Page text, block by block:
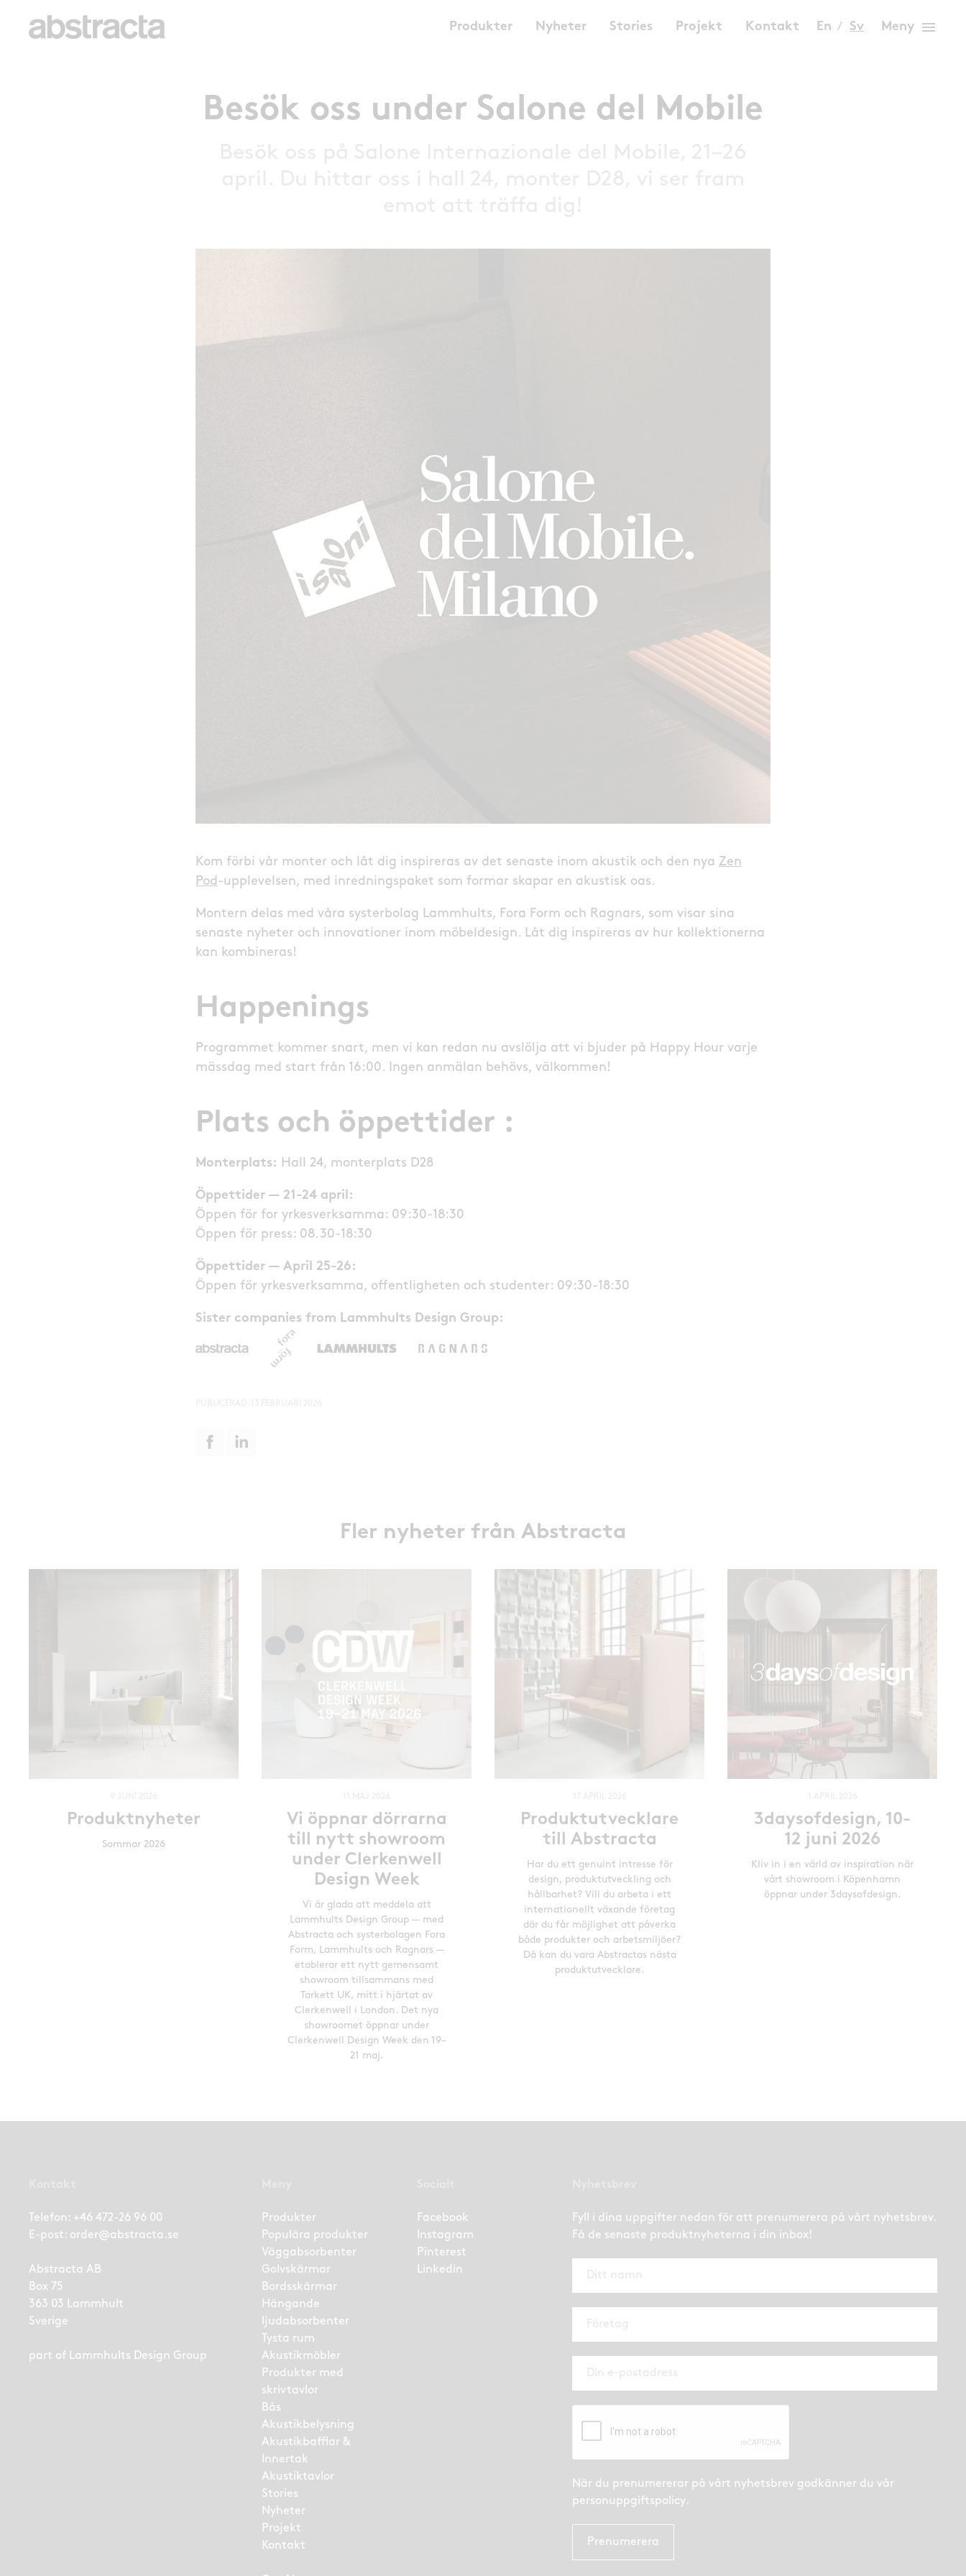
Produkter Nyheter Stories Projekt Kontakt En Sv Meny menu
Besök oss under Salone del Mobile
Kom förbi vår monter och låt dig inspireras av det senaste inom akustik och den nya Zen
Pod-upplevelsen, med inredningspaket som formar skapar en akustisk oas.
Montern delas med våra systerbolag Lammhults, Fora Form och Ragnars, som visar sina
senaste nyheter och innovationer inom möbeldesign. Låt dig inspireras av hur kollektionerna
kan kombineras!
Happenings
Programmet kommer snart, men vi kan redan nu avslölja att vi bjuder på Happy Hour varje
mässdag med start från 16:00. Ingen anmälan behövs, välkommen!
Plats och öppettider :
Monterplats: Hall 24, monterplats D28
Öppettider — 21-24 april:
Öppen för for yrkesverksamma: 09:30-18:30
Öppen för press: 08.30-18:30
Öppettider — April 25-26:
Öppen för yrkesverksamma, offentligheten och studenter: 09:30-18:30
Sister companies from Lammhults Design Group:
Fler nyheter från Abstracta
Produktnyheter
Sommar 2026
Vi öppnar dörrarna
till nytt showroom
under Clerkenwell
Design Week
Vi är glada att meddela att
Lammhults Design Group — med
Abstracta och systerbolagen Fora
Form, Lammhults och Ragnars —
etablerar ett nytt gemensamt
showroom tillsammans med
Tarkett UK, mitt i hjärtat av
Clerkenwell i London. Det nya
showroomet öppnar under
Clerkenwell Design Week den 19–
21 maj.
Produktutvecklare
till Abstracta
Har du ett genuint intresse för
design, produktutveckling och
hållbarhet? Vill du arbeta i ett
internationellt växande företag
där du får möjlighet att påverka
både produkter och arbetsmiljöer?
Då kan du vara Abstractas nästa
produktutvecklare.
3daysofdesign, 10-
12 juni 2026
Kliv in i en värld av inspiration när
vårt showroom i Köpenhamn
öppnar under 3daysofdesign.
Telefon: +46 472-26 96 00
E-post: order@abstracta.se
Abstracta AB
Box 75
363 03 Lammhult
Sverige
part of Lammhults Design Group
Produkter
Populära produkter
Väggabsorbenter
Golvskärmar
Bordsskärmar
Hängande
ljudabsorbenter
Tysta rum
Akustikmöbler
Produkter med
skrivtavlor
Bås
Akustikbelysning
Akustikbafflar &
Innertak
Akustiktavlor
Stories
Nyheter
Projekt
Kontakt
Facebook
Instagram
Pinterest
Linkedin
Fyll i dina uppgifter nedan för att prenumerera på vårt nyhetsbrev.
Få de senaste produktnyheterna i din inbox!
När du prenumererar på vårt nyhetsbrev godkänner du vår
personuppgiftspolicy.
Prenumerera